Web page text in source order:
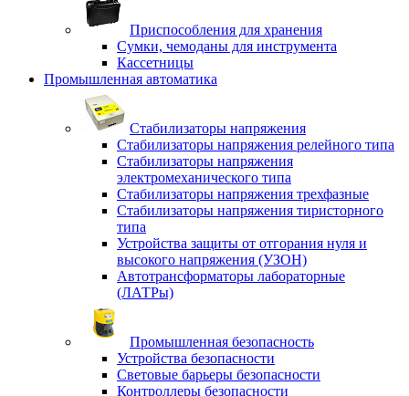
Приспособления для хранения
Сумки, чемоданы для инструмента
Кассетницы
Промышленная автоматика
Стабилизаторы напряжения
Стабилизаторы напряжения релейного типа
Стабилизаторы напряжения
электромеханического типа
Стабилизаторы напряжения трехфазные
Стабилизаторы напряжения тиристорного
типа
Устройства защиты от отгорания нуля и
высокого напряжения (УЗОН)
Автотрансформаторы лабораторные
(ЛАТРы)
Промышленная безопасность
Устройства безопасности
Световые барьеры безопасности
Контроллеры безопасности